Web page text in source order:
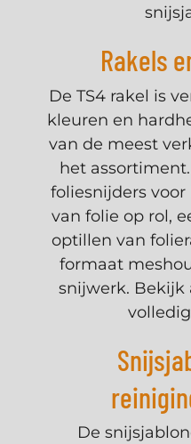
Rakels
De TS4 rakel is
kleuren en
van de meest
het
foliesnijders
van folie op rol,
optillen van
formaat
snijwerk. Bekijk
De